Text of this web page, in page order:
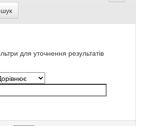
для уточнення результатів